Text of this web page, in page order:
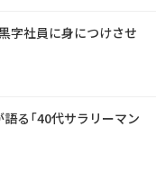
黒字社員に身につけさせ
る「40代サラリーマン